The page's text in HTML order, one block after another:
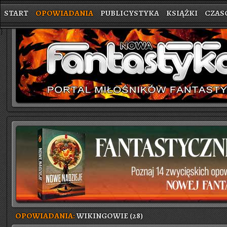
START OPOWIADANIA PUBLICYSTYKA KSIĄŻKI
}
OPOWIADANIA:WIKINGOWIE (28)